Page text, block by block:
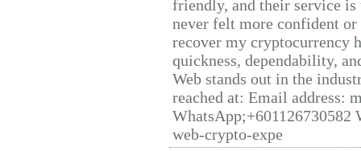
friendly, and their service
never felt more confident
recover my cryptocurrency
quickness, dependability,
Web stands out in the
reached at: Email address:
web-crypto-expe